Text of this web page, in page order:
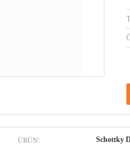
ÜRÜN: Schottky